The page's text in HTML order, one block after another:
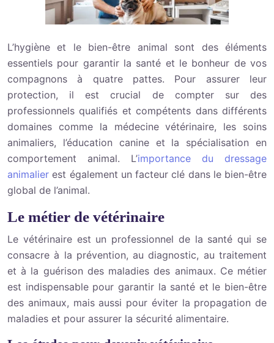
L’hygiène et le bien-être animal sont des éléments
essentiels pour garantir la santé et le bonheur de vos
compagnons à quatre pattes. Pour assurer leur
protection, il est crucial de compter sur des
professionnels qualifiés et compétents dans différents
domaines comme la médecine vétérinaire, les soins
animaliers, l’éducation canine et la spécialisation en
comportement animal. L’importance du dressage
animalier est également un facteur clé dans le bien-être
global de l’animal.
Le métier de vétérinaire
Le vétérinaire est un professionnel de la santé qui se
consacre à la prévention, au diagnostic, au traitement
et à la guérison des maladies des animaux. Ce métier
est indispensable pour garantir la santé et le bien-être
des animaux, mais aussi pour éviter la propagation de
maladies et pour assurer la sécurité alimentaire.